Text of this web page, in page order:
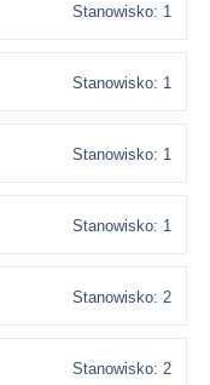
Stanowisko: 1
Stanowisko: 1
Stanowisko: 1
Stanowisko: 1
Stanowisko: 2
Stanowisko: 2